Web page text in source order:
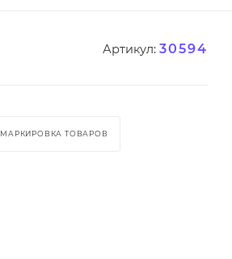
Артикул: 30594
МАРКИРОВКА ТОВАРОВ